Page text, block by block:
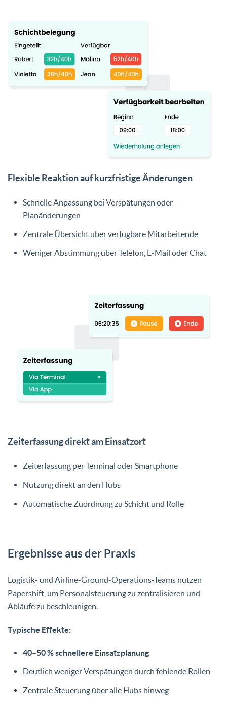
Flexible Reaktion auf kurzfristige Änderungen
Schnelle Anpassung bei Verspätungen oder
Planänderungen
Zentrale Übersicht über verfügbare Mitarbeitende
Weniger Abstimmung über Telefon, E-Mail oder Chat
Zeiterfassung direkt am Einsatzort
Zeiterfassung per Terminal oder Smartphone
Nutzung direkt an den Hubs
Automatische Zuordnung zu Schicht und Rolle
Ergebnisse aus der Praxis
Logistik- und Airline-Ground-Operations-Teams nutzen
Papershift, um Personalsteuerung zu zentralisieren und
Abläufe zu beschleunigen.
Typische Effekte:
40–50 % schnellere Einsatzplanung
Deutlich weniger Verspätungen durch fehlende Rollen
Zentrale Steuerung über alle Hubs hinweg